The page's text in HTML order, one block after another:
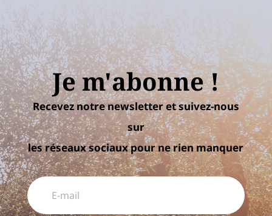
Je m'abonne !
Recevez notre newsletter et suivez-nous
sur
les réseaux sociaux pour ne rien manquer